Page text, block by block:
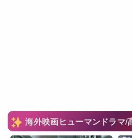
海外映画ヒューマンドラマ/